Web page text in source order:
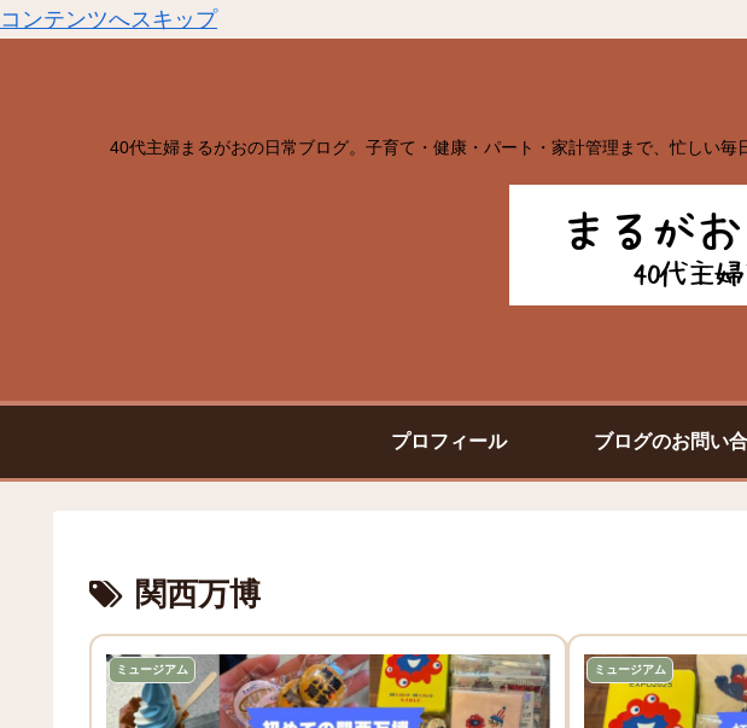
コンテンツへスキップ
40代主婦まるがおの日常ブログ。子育て・健康・パート・家計管理まで、忙しい
プロフィール ブログのお問い
関西万博
ミュージアム ミュージアム